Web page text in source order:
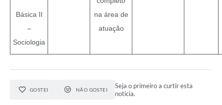
Básica II
–
Sociologia
na área de
atuação
GOSTEI NÃO GOSTEI
Seja o primeiro a curtir esta
notícia.